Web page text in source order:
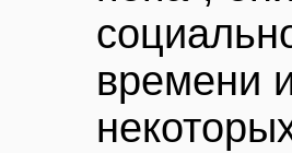
времени